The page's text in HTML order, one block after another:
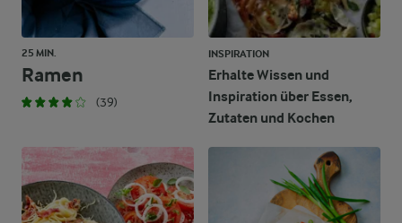
25 MIN.
Ramen
(39)
INSPIRATION
Erhalte Wissen und
Inspiration über Essen,
Zutaten und Kochen